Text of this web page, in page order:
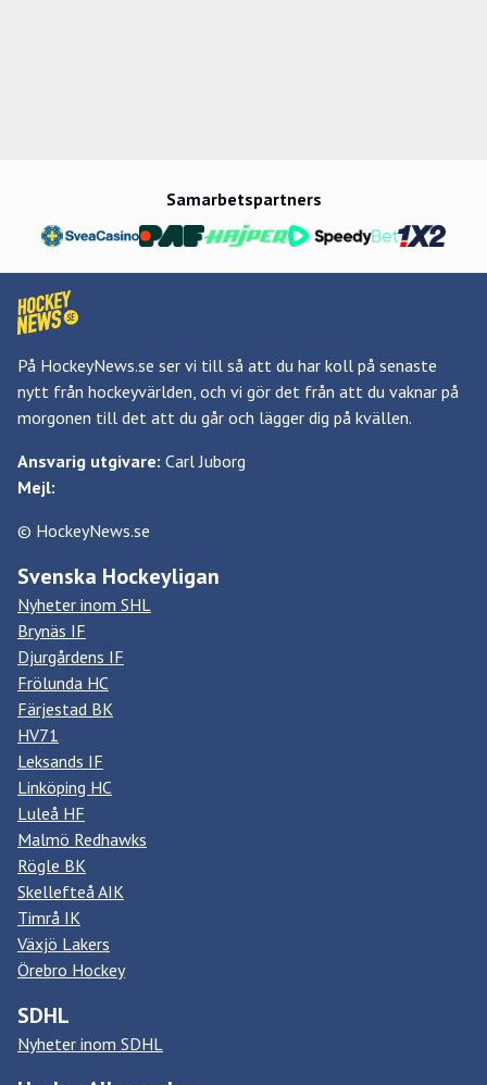
Samarbetspartners
På HockeyNews.se ser vi till så att du har koll på senaste
nytt från hockeyvärlden, och vi gör det från att du vaknar på
morgonen till det att du går och lägger dig på kvällen.
Ansvarig utgivare: Carl Juborg
Mejl:
© HockeyNews.se
Svenska Hockeyligan
Nyheter inom SHL
Brynäs IF
Djurgårdens IF
Frölunda HC
Färjestad BK
HV71
Leksands IF
Linköping HC
Luleå HF
Malmö Redhawks
Rögle BK
Skellefteå AIK
Timrå IK
Växjö Lakers
Örebro Hockey
SDHL
Nyheter inom SDHL